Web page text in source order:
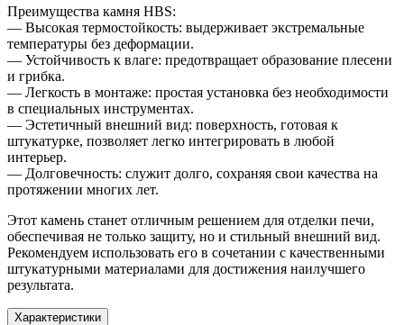
Преимущества камня HBS:
— Высокая термостойкость: выдерживает экстремальные
температуры без деформации.
— Устойчивость к влаге: предотвращает образование плесени
и грибка.
— Легкость в монтаже: простая установка без необходимости
в специальных инструментах.
— Эстетичный внешний вид: поверхность, готовая к
штукатурке, позволяет легко интегрировать в любой
интерьер.
— Долговечность: служит долго, сохраняя свои качества на
протяжении многих лет.
Этот камень станет отличным решением для отделки печи,
обеспечивая не только защиту, но и стильный внешний вид.
Рекомендуем использовать его в сочетании с качественными
штукатурными материалами для достижения наилучшего
результата.
Характеристики